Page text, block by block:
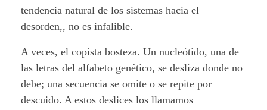
a
z
a
r
tendencia natural de los sistemas hacia el
desorden,, no es infalible.
A veces, el copista bosteza. Un nucleótido, una de
las letras del alfabeto genético, se desliza donde no
debe; una secuencia se omite o se repite por
descuido. A estos deslices los llamamos